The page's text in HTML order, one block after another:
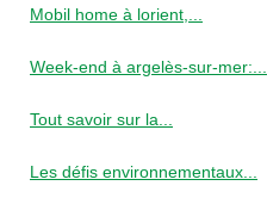
Mobil home à lorient,...
Week-end à argelès-sur-mer:...
Tout savoir sur la...
Les défis environnementaux...